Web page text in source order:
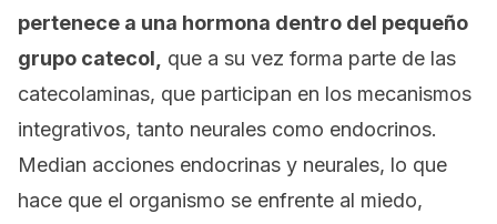
pertenece a una hormona dentro del pequeño
grupo catecol,
que a su vez forma parte de las
catecolaminas, que participan en los mecanismos
integrativos, tanto neurales como endocrinos.
Median acciones endocrinas y neurales, lo que
hace que el organismo se enfrente al miedo,